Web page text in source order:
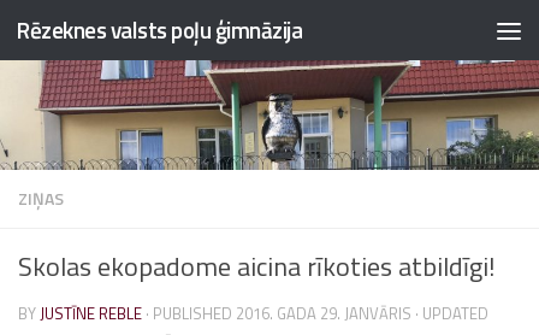
Skip to content
Rēzeknes valsts poļu ģimnāzija
ZIŅAS
Skolas ekopadome aicina rīkoties atbildīgi!
BYJUSTĪNE REBLE · PUBLISHED 2016. GADA 29. JANVĀRIS · UPDATED